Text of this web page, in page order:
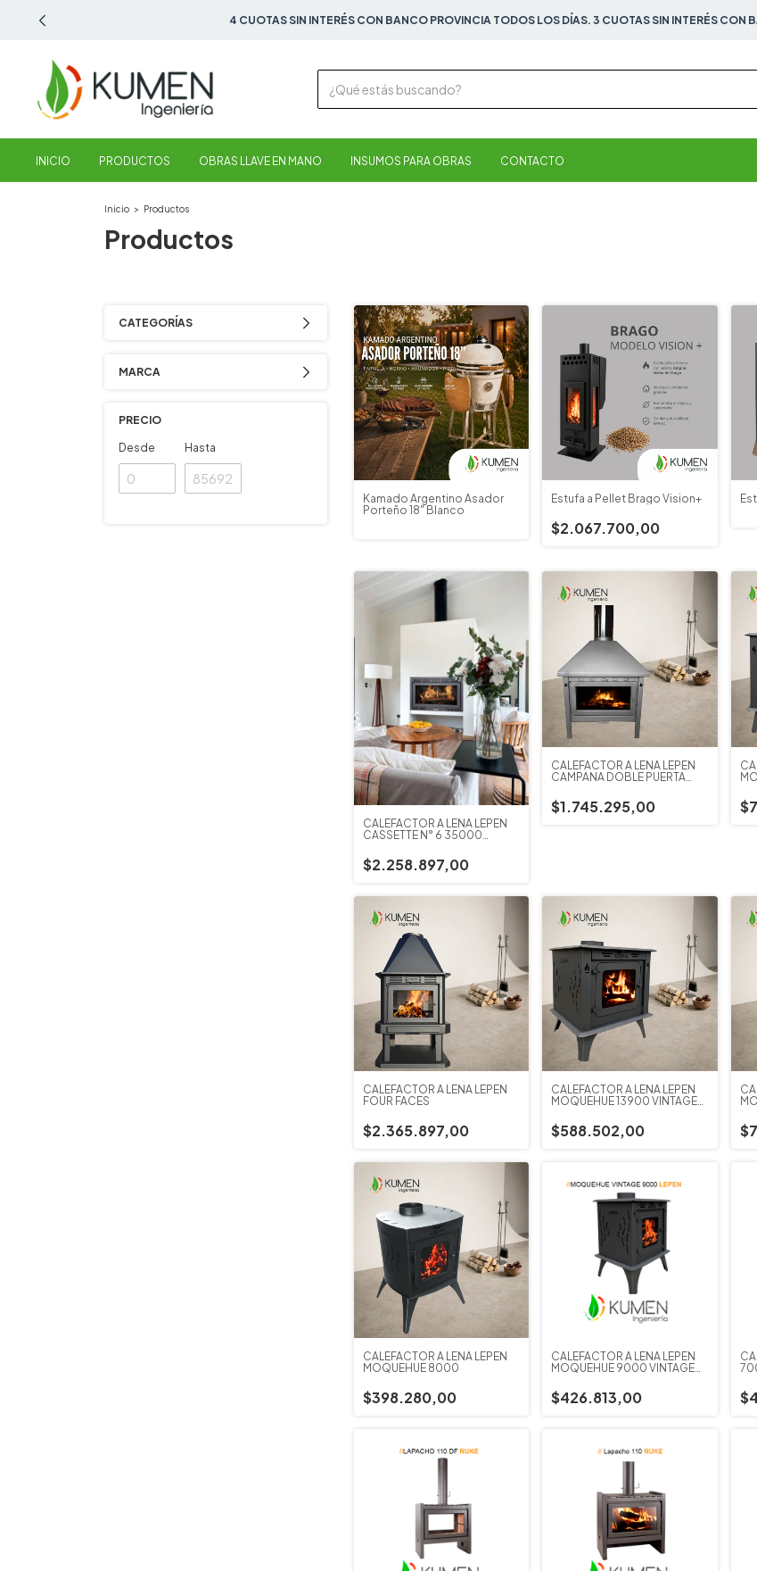
4 CUOTAS SIN INTERÉS CON BANCO PROVINCIA TODOS LOS DÍAS. 3 CUOTAS SIN INTERÉS CON
INICIO PRODUCTOS OBRAS LLAVE EN MANO INSUMOS PARA OBRAS CONTACTO
Inicio > Productos
Productos
CATEGORÍAS
MARCA
PRECIO
Desde Hasta
Kamado Argentino Asador
Porteño 18" Blanco
Estufa a Pellet Brago Vision+
$2.067.700,00
CALEFACTOR A LEÑA LEPEN
CASSETTE N° 6 35000
$2.258.897,00
CALEFACTOR A LEÑA LEPEN
CAMPANA DOBLE PUERTA
$1.745.295,00
CALEFACTOR A LEÑA LEPEN
FOUR FACES
$2.365.897,00
CALEFACTOR A LEÑA LEPEN
MOQUEHUE 13900 VINTAGE
$588.502,00
CALEFACTOR A LEÑA LEPEN
MOQUEHUE 8000
$398.280,00
CALEFACTOR A LEÑA LEPEN
MOQUEHUE 9000 VINTAGE
$426.813,00